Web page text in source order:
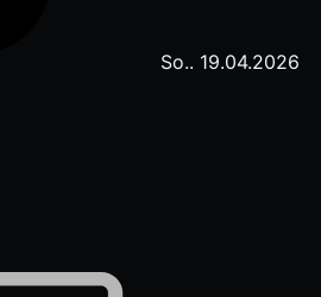
So.. 19.04.2026